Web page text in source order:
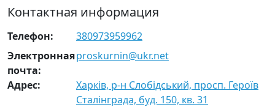
Контактная информация
Телефон:
380973959962
Электронная
почта:
proskurnin@ukr.net
Адрес:
Харків, р-н Слобідський, просп. Героїв
Сталінграда, буд. 150, кв. 31